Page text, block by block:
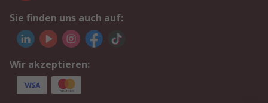
Sie finden uns auch auf:
Wir akzeptieren: